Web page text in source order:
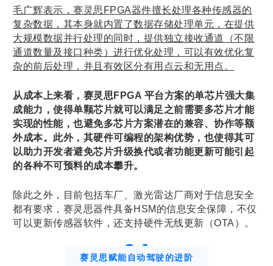
毛广辉表示，赛灵思FPGA器件擅长处理各种传感器的
复杂数据，其本身就内置了数据存储处理单元，在提供
大规模数据并行处理的同时，提供独立接收通道（不限
通道数量及接口种类）进行优化处理，可以有效优化复
杂的前后处理，并且有效区分有用点云和无用点。
从成本上来看，赛灵思FPGA 平台方案的单芯片强大集
成能力，使得单颗芯片就可以满足之前需要多芯片才能
实现的性能，也避免多芯片方案潜在的兼容、协作等额
外成本。此外，其硬件可编程的架构优势，也使得其可
以助力开发者避免芯片升级换代或者功能更新可能引起
的各种不可预料的成本攀升。
除此之外，目前包括车厂、激光雷达厂商对于信息安全
都有要求，赛灵思器件具备HSM的信息安全保障，不仅
可以更新传感器软件，还支持硬件无线更新（OTA）。
04
赛灵思赋能自动驾驶的进阶